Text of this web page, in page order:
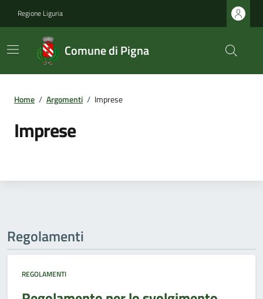
Regione Liguria
Comune di Pigna
Home / Argomenti / Imprese
Imprese
Regolamenti
REGOLAMENTI